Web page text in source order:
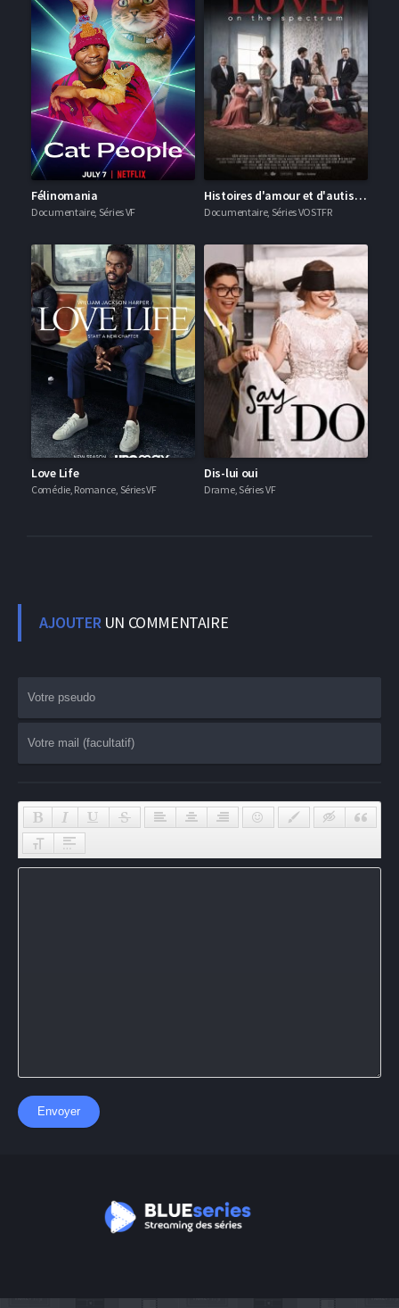
Félinomania
Documentaire, Séries VF
Histoires d'amour et d'autisme
Documentaire, Séries VOSTFR
Love Life
Comédie, Romance, Séries VF
Dis-lui oui
Drame, Séries VF
AJOUTERUN COMMENTAIRE
Envoyer